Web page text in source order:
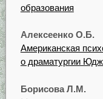
образования
Алексеенко О.Б.
Американская
о драматургии
Борисова Л.М.